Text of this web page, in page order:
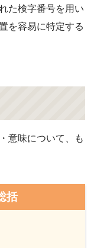
た検字番号を用い
を容易に特定する
意味について、も
括